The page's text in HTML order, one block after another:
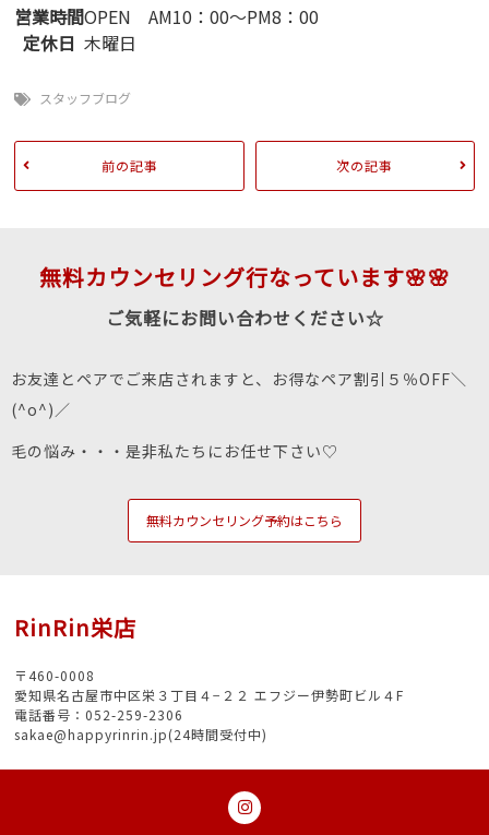
営業時間OPEN AM10：00～PM8：00
定休日 木曜日
スタッフブログ
前の記事 次の記事
無料カウンセリング行なっています🌸🌸
ご気軽にお問い合わせください☆
お友達とペアでご来店されますと、お得なペア割引５％OFF＼
(^o^)／
毛の悩み・・・是非私たちにお任せ下さい♡
無料カウンセリング予約はこちら
RinRin栄店
〒460-0008
愛知県名古屋市中区栄３丁目４−２２ エフジー伊勢町ビル４F
電話番号：052-259-2306
sakae@happyrinrin.jp(24時間受付中)